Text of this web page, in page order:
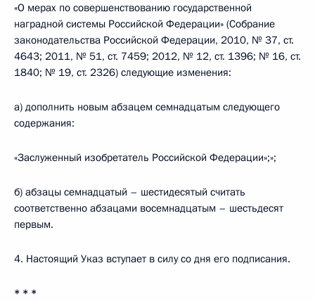
«О мерах по совершенствованию государственной
наградной системы Российской Федерации» (Собрание
законодательства Российской Федерации, 2010, № 37, ст.
4643; 2011, № 51, ст. 7459; 2012, № 12, ст. 1396; № 16, ст.
1840; № 19, ст. 2326) следующие изменения:
а) дополнить новым абзацем семнадцатым следующего
содержания:
«Заслуженный изобретатель Российской Федерации»;»;
б) абзацы семнадцатый – шестидесятый считать
соответственно абзацами восемнадцатым – шестьдесят
первым.
4. Настоящий Указ вступает в силу со дня его подписания.
* * *